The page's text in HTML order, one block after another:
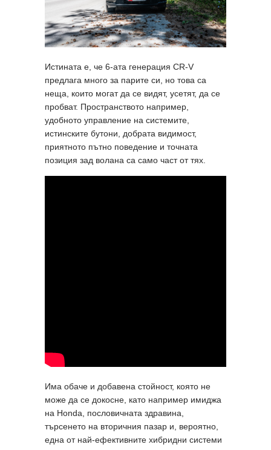
Истината е, че 6-ата генерация CR-V
предлага много за парите си, но това са
неща, които могат да се видят, усетят, да се
пробват. Пространството например,
удобното управление на системите,
истинските бутони, добрата видимост,
приятното пътно поведение и точната
позиция зад волана са само част от тях.
Има обаче и добавена стойност, която не
може да се докосне, като например имиджа
на Honda, пословичната здравина,
търсенето на вторичния пазар и, вероятно,
една от най-ефективните хибридни системи